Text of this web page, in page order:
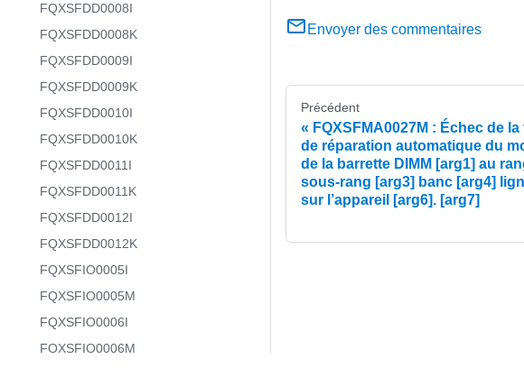
FQXSFDD0008I
FQXSFDD0008K
FQXSFDD0009I
FQXSFDD0009K
FQXSFDD0010I
FQXSFDD0010K
FQXSFDD0011I
FQXSFDD0011K
FQXSFDD0012I
FQXSFDD0012K
FQXSFIO0005I
FQXSFIO0005M
FQXSFIO0006I
FQXSFIO0006M
Envoyer des commentaires
Précédent
FQXSFMA0027M : Échec de
de réparation automatique du
de la barrette DIMM [arg1] au
sous-rang [arg3] banc [arg4]
sur l’appareil [arg6]. [arg7]